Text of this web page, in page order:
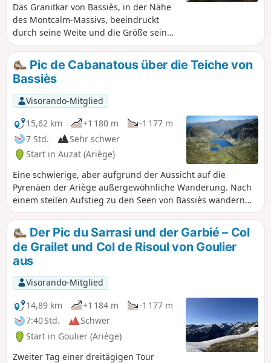
Das Granitkar von Bassiès, in der Nähe
des Montcalm-Massivs, beeindruckt
durch seine Weite und die Größe seiner
Seen. Der Zugang erfolgt am rechten
Ufer des sehr tief eingeschnittenen
Bassiès-Baches über einen bequemen,
aber steilen Weg, der durch einen
schönen Wald führt, bevor er auf eine
Felsbarriere trifft, die den ersten See
ankündigt. Der Abstieg erfolgt auf der
anderen Seite des Baches über einen
ebenso steilen, aber sehr gut
gepflegten, mit Steinen gepflasterten
Saumweg.
Pic de Cabanatous über die Teiche von
Bassiès
Visorando-Mitglied
15,62 km
+1 180 m
-1 177 m
7 Std.
Sehr schwer
Start in Auzat (Ariège)
Eine schwierige, aber aufgrund der Aussicht auf die
Pyrenäen der Ariège außergewöhnliche Wanderung. Nach
einem steilen Aufstieg zu den Seen von Bassiès wandern
Sie an diesen entlang, bevor Sie weiter aufsteigen und den
Pic de Cabanatous erreichen, einen Aussichtspunkt mit
360°-Blick vom Tarbésou bis zum Mont Vallier.
Der Pic du Sarrasi und der Garbié – Col
de Grailet und Col de Risoul von Goulier
aus
Visorando-Mitglied
14,89 km
+1 184 m
-1 177 m
7:40 Std.
Schwer
Start in Goulier (Ariège)
Zweiter Tag einer dreitägigen Tour